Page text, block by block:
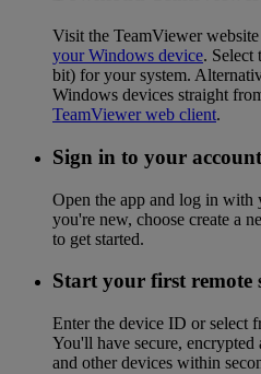
Visit the TeamViewer website
your Windows device. Select
bit) for your system.
Windows devices straight
TeamViewer web client.
Sign in to your account
Open the app and log in with
you're new, choose create a
to get started.
Start your first remote
Enter the device ID or select
You'll have secure,
and other devices within